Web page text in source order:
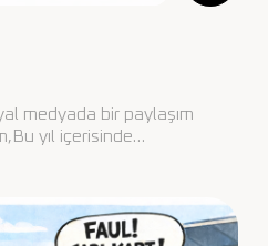
medyada bir paylaşım
yıl içerisinde…